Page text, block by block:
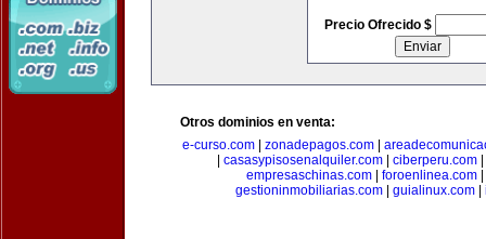
Precio Ofrecido $
Otros dominios en venta:
e-curso.com| zonadepagos.com|
casasypisosenalquiler.com ciberperu.com
empresaschinas.com| foroenlinea.com|
gestioninmobiliarias.com| guialinux.com|